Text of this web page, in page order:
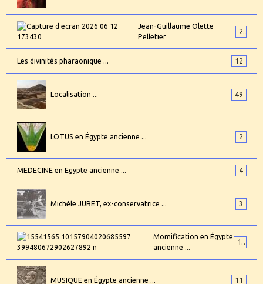
Jean-Guillaume Olette
Pelletier
2
Les divinités pharaonique ... 12
Localisation ... 49
LOTUS en Égypte ancienne ... 2
MEDECINE en Egypte ancienne ... 4
Michèle JURET, ex-conservatrice ... 3
Momification en Égypte
ancienne ...
17
MUSIQUE en Égypte ancienne ... 11